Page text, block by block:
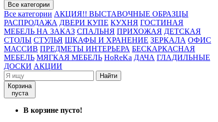
Все категории
Все категории АКЦИЯ!! ВЫСТАВОЧНЫЕ ОБРАЗЦЫ
РАСПРОДАЖА ДВЕРИ КУПЕ КУХНЯ ГОСТИНАЯ
МЕБЕЛЬ НА ЗАКАЗ СПАЛЬНЯ ПРИХОЖАЯ ДЕТСКАЯ
СТОЛЫ СТУЛЬЯ ШКАФЫ И ХРАНЕНИЕ ЗЕРКАЛА ОФИС
МАССИВ ПРЕДМЕТЫ ИНТЕРЬЕРА БЕСКАРКАСНАЯ
МЕБЕЛЬ МЯГКАЯ МЕБЕЛЬ HoReKa ДАЧА ГЛАДИЛЬНЫЕ
ДОСКИ АКЦИИ
Найти
Корзина
пуста
В корзине пусто!